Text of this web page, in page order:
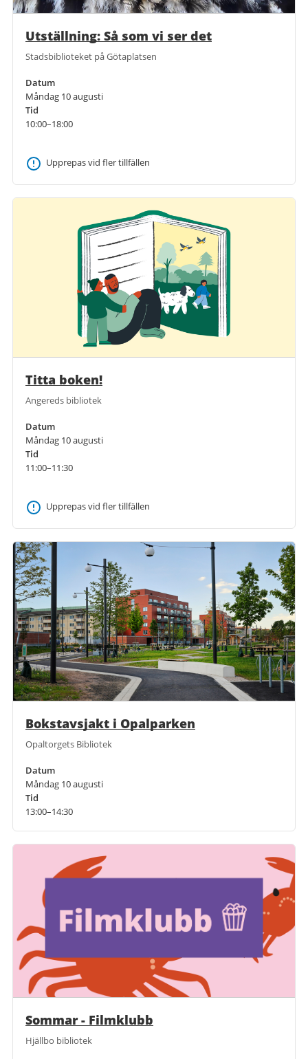
Utställning: Så som vi ser det
Stadsbiblioteket på Götaplatsen
Datum
Måndag 10 augusti
Tid
10:00–18:00
Upprepas vid fler tillfällen
Titta boken!
Angereds bibliotek
Datum
Måndag 10 augusti
Tid
11:00–11:30
Upprepas vid fler tillfällen
Bokstavsjakt i Opalparken
Opaltorgets Bibliotek
Datum
Måndag 10 augusti
Tid
13:00–14:30
Sommar - Filmklubb
Hjällbo bibliotek